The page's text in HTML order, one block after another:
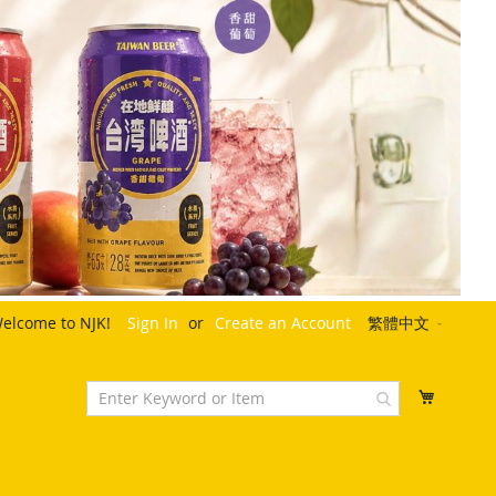
Language
繁體中文
to NJK! Sign In Create an Account